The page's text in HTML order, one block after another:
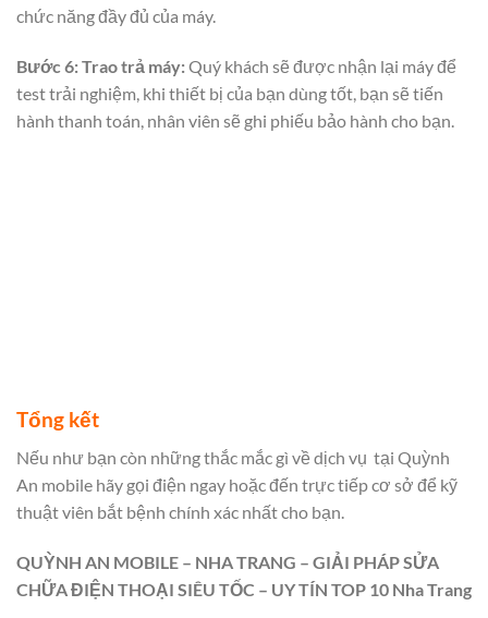
chức năng đầy đủ của máy.
Bước 6: Trao trả máy:Quý khách sẽ được nhận lại máy để
test trải nghiệm, khi thiết bị của bạn dùng tốt, bạn sẽ tiến
hành thanh toán, nhân viên sẽ ghi phiếu bảo hành cho bạn.
Tổng kết
Nếu như bạn còn những thắc mắc gì về dịch vụ tại Quỳnh
An mobile hãy gọi điện ngay hoặc đến trực tiếp cơ sở để kỹ
thuật viên bắt bệnh chính xác nhất cho bạn.
QUỲNH AN MOBILE – NHA TRANG – GIẢI PHÁP SỬA
CHỮA ĐIỆN THOẠI SIÊU TỐC – UY TÍN TOP 10 Nha Trang